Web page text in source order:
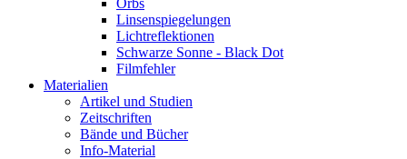
Orbs
Linsenspiegelungen
Lichtreflektionen
Schwarze Sonne - Black Dot
Filmfehler
Materialien
Artikel und Studien
Zeitschriften
Bände und Bücher
Info-Material